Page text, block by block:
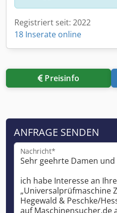
Registriert seit: 2022
18 Inserate online
Preisinfo
ANFRAGE SENDEN
Nachricht*